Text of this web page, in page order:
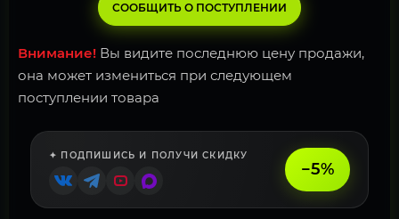
СООБЩИТЬ О ПОСТУПЛЕНИИ
Внимание! Вы видите последнюю цену продажи,
она может измениться при следующем
поступлении товара
✦ ПОДПИШИСЬ И ПОЛУЧИ СКИДКУ
−5%